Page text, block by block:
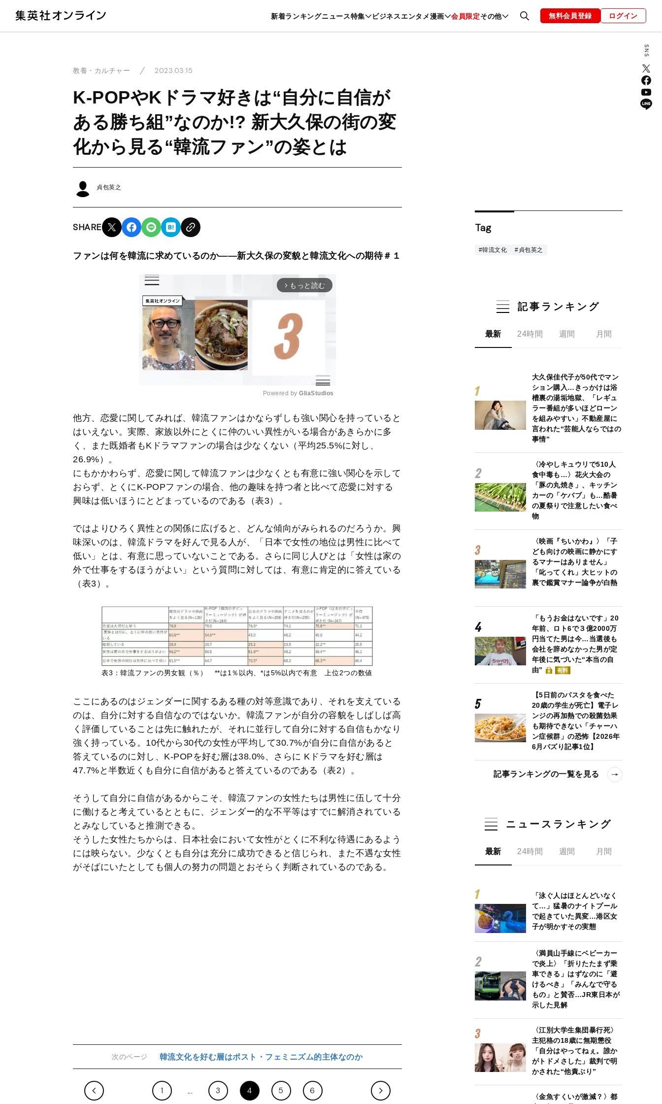
新着ランキングニュース特集 ビジネスエンタメ漫画 会員限定その他
暮らし スポーツ ヘルスケア 美容 グルメ ファッション 恋愛・結婚 編集部 お知らせ
無料会員登録 ログイン
教養・カルチャー 2023.03.15
K-POPやKドラマ好きは“自分に自信が
ある勝ち組”なのか!? 新大久保の街の変
化から見る“韓流ファン”の姿とは
貞包英之
SHARE
ファンは何を韓流に求めているのか――新大久保の変貌と韓流文化への期待＃１
arrow_forward_ios もっと読む
M
u
t
Powered by GliaStudios
他方、恋愛に関してみれば、韓流ファンはかならずしも強い関心を持っていると
はいえない。実際、家族以外にとくに仲のいい異性がいる場合があきらかに多
く、また既婚者もKドラマファンの場合は少なくない（平均25.5%に対し、
26.9%）。
にもかかわらず、恋愛に関して韓流ファンは少なくとも有意に強い関心を示して
おらず、とくにK-POPファンの場合、他の趣味を持つ者と比べて恋愛に対する
興味は低いほうにとどまっているのである（表3）。
ではよりひろく異性との関係に広げると、どんな傾向がみられるのだろうか。興
味深いのは、韓流ドラマを好んで見る人が、「日本で女性の地位は男性に比べて
低い」とは、有意に思っていないことである。さらに同じ人びとは「女性は家の
外で仕事をするほうがよい」という質問に対しては、有意に肯定的に答えている
（表3）。
表3：韓流ファンの男女観（％） **は1％以内、*は5%以内で有意 上位2つの数値
ここにあるのはジェンダーに関するある種の対等意識であり、それを支えている
のは、自分に対する自信なのではないか。韓流ファンが自分の容貌をしばしば高
く評価していることは先に触れたが、それに並行して自分に対する自信もかなり
強く持っている。10代から30代の女性が平均して30.7%が自分に自信があると
答えているのに対し、K-POPを好む層は38.0%、さらに Kドラマを好む層は
47.7%と半数近くも自分に自信があると答えているのである（表2）。
そうして自分に自信があるからこそ、韓流ファンの女性たちは男性に伍して十分
に働けると考えているとともに、ジェンダー的な不平等はすでに解消されている
とみなしていると推測できる。
そうした女性たちからは、日本社会において女性がとくに不利な待遇にあるよう
には映らない。少なくとも自分は充分に成功できると信じられ、また不遇な女性
がそばにいたとしても個人の努力の問題とおそらく判断されているのである。
次のページ 韓流文化を好む層はポスト・フェミニズム的主体なのか
1 3 4 5 6
Tag
#韓流文化 #貞包英之
記事ランキング
最新 24時間 週間 月間
大久保佳代子が50代でマン
ション購入…きっかけは浴
槽裏の湯垢地獄、「レギュ
ラー番組が多いほどローン
を組みやすい」不動産屋に
言われた“芸能人ならではの
事情”
〈冷やしキュウリで510人
食中毒も…〉花火大会の
「豚の丸焼き」、キッチン
カーの「ケバブ」も…酷暑
の夏祭りで注意したい食べ
物
〈映画『ちいかわ』〉「子
ども向けの映画に静かにす
るマナーはありません」
「叱ってくれ」大ヒットの
裏で鑑賞マナー論争が白熱
「もうお金はないです」20
年前、ロト6で３億2000万
円当てた男は今…当選後も
会社を辞めなかった男が定
年後に気づいた“本当の自
由”
有料
【5日前のパスタを食べた
20歳の学生が死亡】電子レ
ンジの再加熱での殺菌効果
も期待できない「チャーハ
ン症候群」の恐怖【2026年
6月バズり記事1位】
記事ランキングの一覧を見る
ニュースランキング
最新 24時間 週間 月間
「泳ぐ人はほとんどいなく
て…」猛暑のナイトプール
で起きていた異変…港区女
子が明かすその実態
〈満員山手線にベビーカー
で炎上〉「折りたたまず乗
車できる」はずなのに「避
けるべき」「みんなで守る
もの」と賛否…JR東日本が
示した見解
〈江別大学生集団暴行死〉
主犯格の18歳に無期懲役
「自分はやってねぇ。誰か
がトドメさした」裁判で明
かされた“他責ぶり”
〈金魚すくいが激減？〉都